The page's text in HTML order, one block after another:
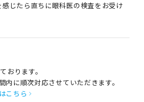
じたら直ちに眼科医の検査をお受け
おります。
内に順次対応させていただきます。
こちら